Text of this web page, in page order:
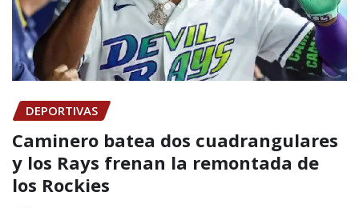
DEPORTIVAS
Caminero batea dos cuadrangulares
y los Rays frenan la remontada de
los Rockies